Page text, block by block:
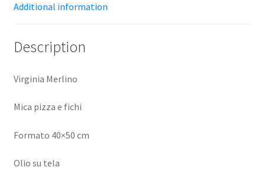
Additional information
Description
Virginia Merlino
Mica pizza e fichi
Formato 40×50 cm
Olio su tela